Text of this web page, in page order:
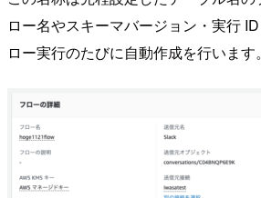
ロー名やスキーマバージョン・実行
ロー実行のたびに自動作成を行います。